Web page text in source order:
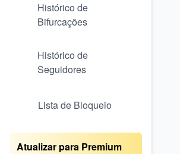
Histórico de
Bifurcações
Histórico de
Seguidores
Lista de Bloqueio
Atualizar para Premium